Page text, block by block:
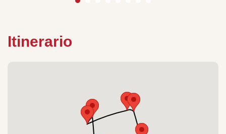
Itinerario